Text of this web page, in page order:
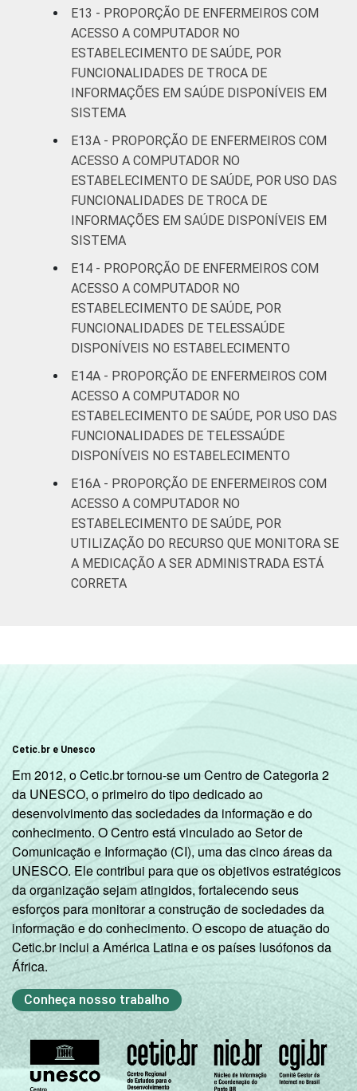
E13 - PROPORÇÃO DE ENFERMEIROS COM
ACESSO A COMPUTADOR NO
ESTABELECIMENTO DE SAÚDE, POR
FUNCIONALIDADES DE TROCA DE
INFORMAÇÕES EM SAÚDE DISPONÍVEIS EM
SISTEMA
E13A - PROPORÇÃO DE ENFERMEIROS COM
ACESSO A COMPUTADOR NO
ESTABELECIMENTO DE SAÚDE, POR USO DAS
FUNCIONALIDADES DE TROCA DE
INFORMAÇÕES EM SAÚDE DISPONÍVEIS EM
SISTEMA
E14 - PROPORÇÃO DE ENFERMEIROS COM
ACESSO A COMPUTADOR NO
ESTABELECIMENTO DE SAÚDE, POR
FUNCIONALIDADES DE TELESSAÚDE
DISPONÍVEIS NO ESTABELECIMENTO
E14A - PROPORÇÃO DE ENFERMEIROS COM
ACESSO A COMPUTADOR NO
ESTABELECIMENTO DE SAÚDE, POR USO DAS
FUNCIONALIDADES DE TELESSAÚDE
DISPONÍVEIS NO ESTABELECIMENTO
E16A - PROPORÇÃO DE ENFERMEIROS COM
ACESSO A COMPUTADOR NO
ESTABELECIMENTO DE SAÚDE, POR
UTILIZAÇÃO DO RECURSO QUE MONITORA SE
A MEDICAÇÃO A SER ADMINISTRADA ESTÁ
CORRETA
Cetic.br e Unesco
Em 2012, o Cetic.br tornou-se um Centro de Categoria 2
da UNESCO, o primeiro do tipo dedicado ao
desenvolvimento das sociedades da informação e do
conhecimento. O Centro está vinculado ao Setor de
Comunicação e Informação (CI), uma das cinco áreas da
UNESCO. Ele contribui para que os objetivos estratégicos
da organização sejam atingidos, fortalecendo seus
esforços para monitorar a construção de sociedades da
informação e do conhecimento. O escopo de atuação do
Cetic.br inclui a América Latina e os países lusófonos da
África.
Conheça nosso trabalho